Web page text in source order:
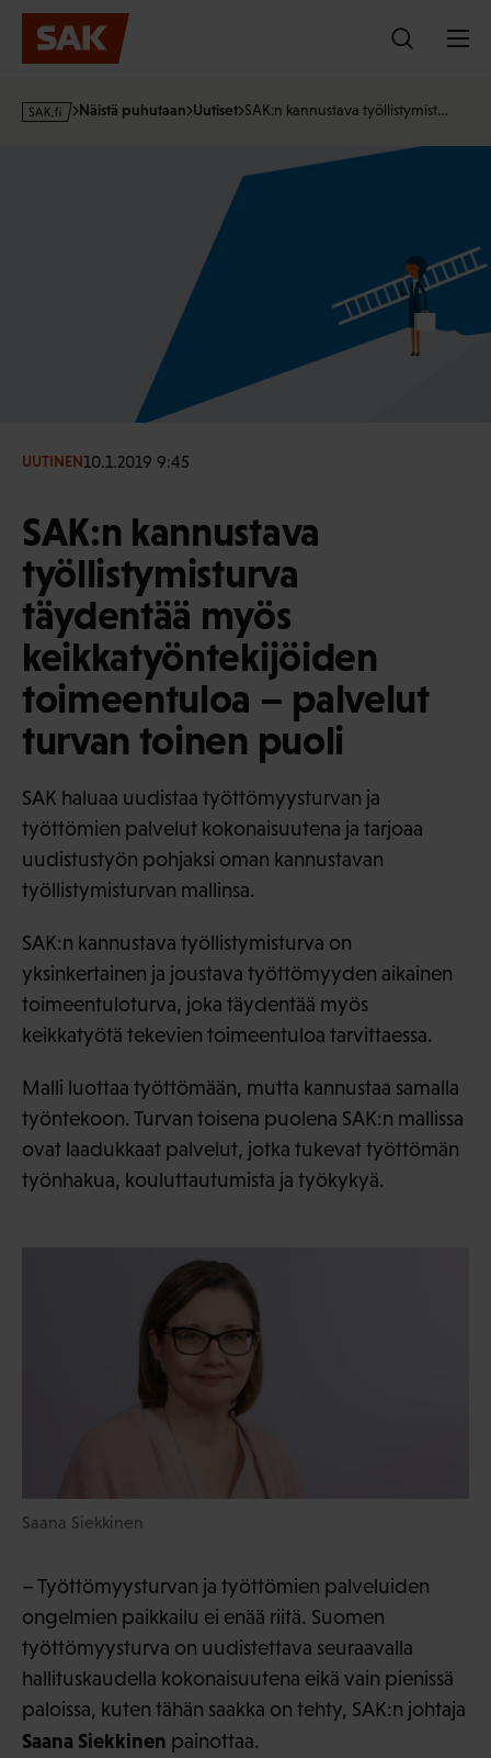
Hyppää
sisältöön
s
Näistä puhutaan Uutiset SAK:n kannustava työllistymist…
UUTINEN10.1.2019 9:45
SAK:n kannustava
työllistymisturva
täydentää myös
keikkatyöntekijöiden
toimeentuloa – palvelut
turvan toinen puoli
SAK haluaa uudistaa työttömyysturvan ja
työttömien palvelut kokonaisuutena ja tarjoaa
uudistustyön pohjaksi oman kannustavan
työllistymisturvan mallinsa.
SAK:n kannustava työllistymisturva on
yksinkertainen ja joustava työttömyyden aikainen
toimeentuloturva, joka täydentää myös
keikkatyötä tekevien toimeentuloa tarvittaessa.
Malli luottaa työttömään, mutta kannustaa samalla
työntekoon. Turvan toisena puolena SAK:n mallissa
ovat laadukkaat palvelut, jotka tukevat työttömän
työnhakua, kouluttautumista ja työkykyä.
Saana Siekkinen
– Työttömyysturvan ja työttömien palveluiden
ongelmien paikkailu ei enää riitä. Suomen
työttömyysturva on uudistettava seuraavalla
hallituskaudella kokonaisuutena eikä vain pienissä
paloissa, kuten tähän saakka on tehty, SAK:n johtaja
Saana Siekkinen painottaa.